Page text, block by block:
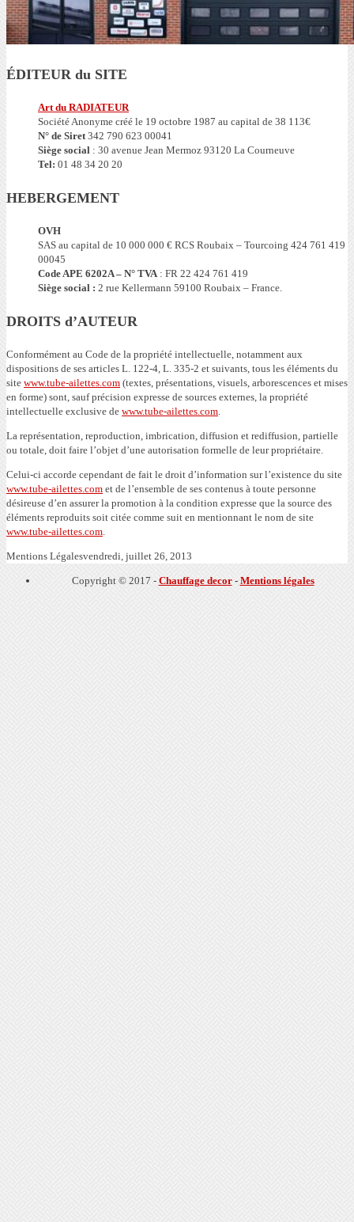
ÉDITEUR du SITE
Art du RADIATEUR
Société Anonyme créé le 19 octobre 1987 au capital de 38 113€
N° de Siret 342 790 623 00041
Siège social : 30 avenue Jean Mermoz 93120 La Courneuve
Tel: 01 48 34 20 20
HEBERGEMENT
OVH
SAS au capital de 10 000 000 € RCS Roubaix – Tourcoing 424 761 419
00045
Code APE 6202A – N° TVA : FR 22 424 761 419
Siège social : 2 rue Kellermann 59100 Roubaix – France.
DROITS d’AUTEUR
Conformément au Code de la propriété intellectuelle, notamment aux
dispositions de ses articles L. 122-4, L. 335-2 et suivants, tous les éléments du
site www.tube-ailettes.com (textes, présentations, visuels, arborescences et mises
en forme) sont, sauf précision expresse de sources externes, la propriété
intellectuelle exclusive de www.tube-ailettes.com
La représentation, reproduction, imbrication, diffusion et rediffusion, partielle
ou totale, doit faire l’objet d’une autorisation formelle de leur propriétaire.
Celui-ci accorde cependant de fait le droit d’information sur l’existence du site
www.tube-ailettes.com et de l’ensemble de ses contenus à toute personne
désireuse d’en assurer la promotion à la condition expresse que la source des
éléments reproduits soit citée comme suit en mentionnant le nom de site
www.tube-ailettes.com
Mentions Légalesvendredi, juillet 26, 2013
Copyright © 2017 - Chauffage decor- Mentions légales